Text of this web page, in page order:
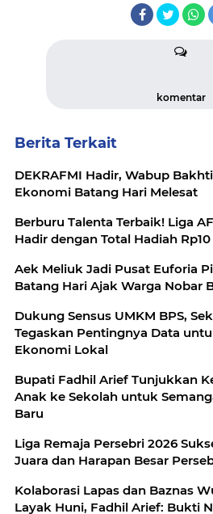
komentar
Berita Terkait
DEKRAFMI Hadir, Wabup
Ekonomi Batang Hari Melesat
Berburu Talenta Terbaik! Liga
Hadir dengan Total Hadiah
Aek Meliuk Jadi Pusat Euforia
Batang Hari Ajak Warga Nobar
Dukung Sensus UMKM BPS,
Tegaskan Pentingnya Data
Ekonomi Lokal
Bupati Fadhil Arief Tunjukkan
Anak ke Sekolah untuk
Baru
Liga Remaja Persebri 2026
Juara dan Harapan Besar
Kolaborasi Lapas dan Baznas
Layak Huni, Fadhil Arief: Bukti